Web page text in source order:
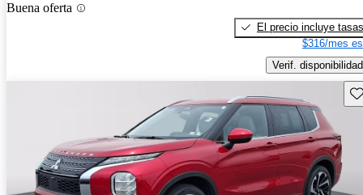
Buena oferta
El precio incluye tasas
$316/mes
Verif. disponibilidad